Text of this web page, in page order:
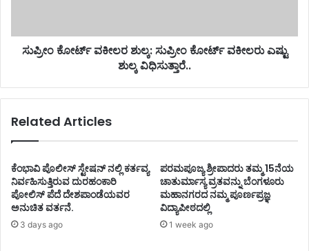
ಸುಪ್ರೀಂ ಕೋರ್ಟ್ ವಕೀಲರ ಶುಲ್ಕ: ಸುಪ್ರೀಂ ಕೋರ್ಟ್ ವಕೀಲರು ಎಷ್ಟು
ಶುಲ್ಕ ವಿಧಿಸುತ್ತಾರೆ..
Related Articles
ಕೆಂಭಾವಿ ಪೊಲೀಸ್ ಸ್ಟೇಷನ್ ನಲ್ಲಿ ಕರ್ತವ್ಯ
ನಿರ್ವಹಿಸುತ್ತಿರುವ ದುರಹಂಕಾರಿ
ಪೋಲಿಸ್ ಪೆದೆ ದೇಶಪಾಂಡೆಯವರ
ಅನುಚಿತ ವರ್ತನೆ.
3 days ago
ಪರಮಪೂಜ್ಯ ಶ್ರೀಪಾದರು ತಮ್ಮ 15ನೆಯ
ಚಾತುರ್ಮಾಸ್ಯ ವ್ರತವನ್ನು ಬೆಂಗಳೂರು
ಮಹಾನಗರದ ನಮ್ಮ ಪೂರ್ಣಪ್ರಜ್ಞ
ವಿದ್ಯಾಪೀಠದಲ್ಲಿ
1 week ago